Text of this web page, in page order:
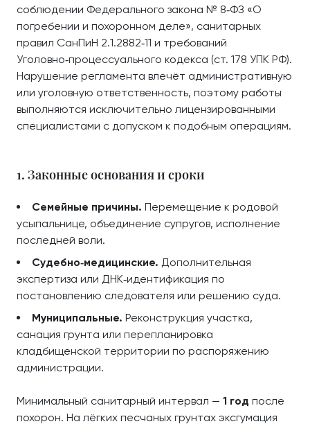
соблюдении Федерального закона № 8‑ФЗ «О
погребении и похоронном деле», санитарных
правил СанПиН 2.1.2882‑11 и требований
Уголовно‑процессуального кодекса (ст. 178 УПК РФ).
Нарушение регламента влечёт административную
или уголовную ответственность, поэтому работы
выполняются исключительно лицензированными
специалистами с допуском к подобным операциям.
1. Законные основания и сроки
Семейные причины. Перемещение к родовой
усыпальнице, объединение супругов, исполнение
последней воли.
Судебно‑медицинские. Дополнительная
экспертиза или ДНК‑идентификация по
постановлению следователя или решению суда.
Муниципальные. Реконструкция участка,
санация грунта или перепланировка
кладбищенской территории по распоряжению
администрации.
Минимальный санитарный интервал — 1 год после
похорон. На лёгких песчаных грунтах эксгумация